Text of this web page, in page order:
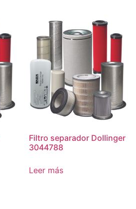
Filtro separador Dollinger
3044788
Leer más